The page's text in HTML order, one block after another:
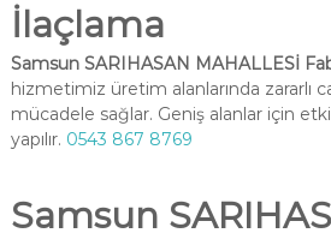
İlaçlama
Samsun SARIHASAN MAHALLESİ
hizmetimiz üretim alanlarında zararlı
mücadele sağlar. Geniş alanlar için
yapılır. 0543 867 8769
Samsun